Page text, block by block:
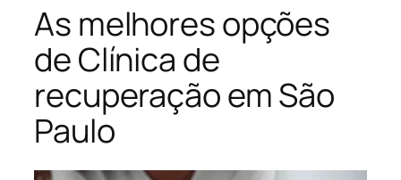
As melhores opções
de Clínica de
recuperação em São
Paulo